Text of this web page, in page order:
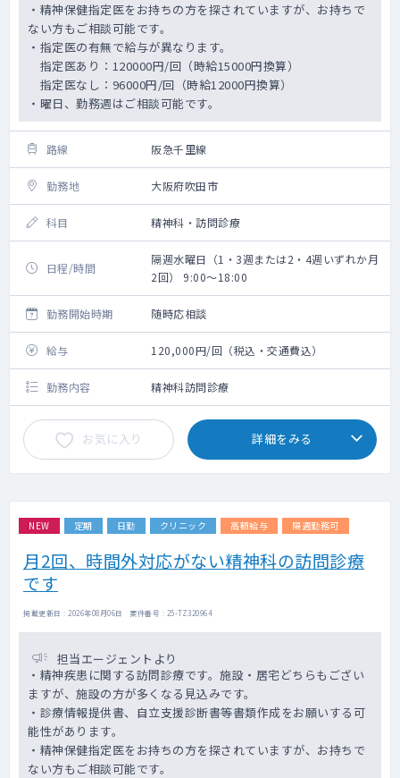
・精神保健指定医をお持ちの方を探されていますが、お持ちで
ない方もご相談可能です。
・指定医の有無で給与が異なります。
指定医あり：120000円/回（時給15000円換算）
指定医なし：96000円/回（時給12000円換算）
・曜日、勤務週はご相談可能です。
路線 阪急千里線
勤務地 大阪府吹田市
科目 精神科・訪問診療
日程/時間
隔週水曜日（1・3週または2・4週いずれか月
2回） 9:00～18:00
勤務開始時期 随時応相談
給与 120,000円/回（税込・交通費込）
勤務内容 精神科訪問診療
お気に入り 詳細をみる
NEW 定期 日勤 クリニック 高額給与 隔週勤務可
月2回、時間外対応がない精神科の訪問診療
です
掲載更新日 : 2026年08月06日 案件番号 : 25-TZ320964
担当エージェントより
・精神疾患に関する訪問診療です。施設・居宅どちらもござい
ますが、施設の方が多くなる見込みです。
・診療情報提供書、自立支援診断書等書類作成をお願いする可
能性があります。
・精神保健指定医をお持ちの方を探されていますが、お持ちで
ない方もご相談可能です。